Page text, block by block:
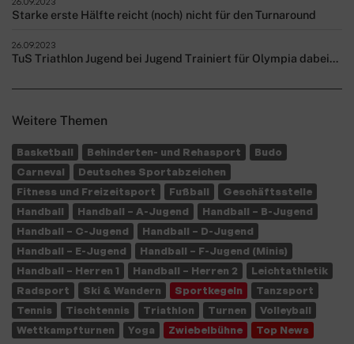
Starke erste Hälfte reicht (noch) nicht für den Turnaround
26.09.2023
TuS Triathlon Jugend bei Jugend Trainiert für Olympia dabei...
Weitere Themen
Basketball Behinderten- und Rehasport
Budo
Carneval
Deutsches Sportabzeichen
Fitness und Freizeitsport
Fußball
Geschäftsstelle
Handball
Handball – A-Jugend
Handball – B-Jugend
Handball – C-Jugend
Handball – D-Jugend
Handball – E-Jugend
Handball – F-Jugend (Minis)
Handball – Herren 1
Handball – Herren 2
Leichtathletik
Radsport
Ski & Wandern Sportkegeln
Tanzsport
Tennis
Tischtennis Triathlon Turnen
Volleyball
Wettkampfturnen
Yoga Zwiebelbühne Top News